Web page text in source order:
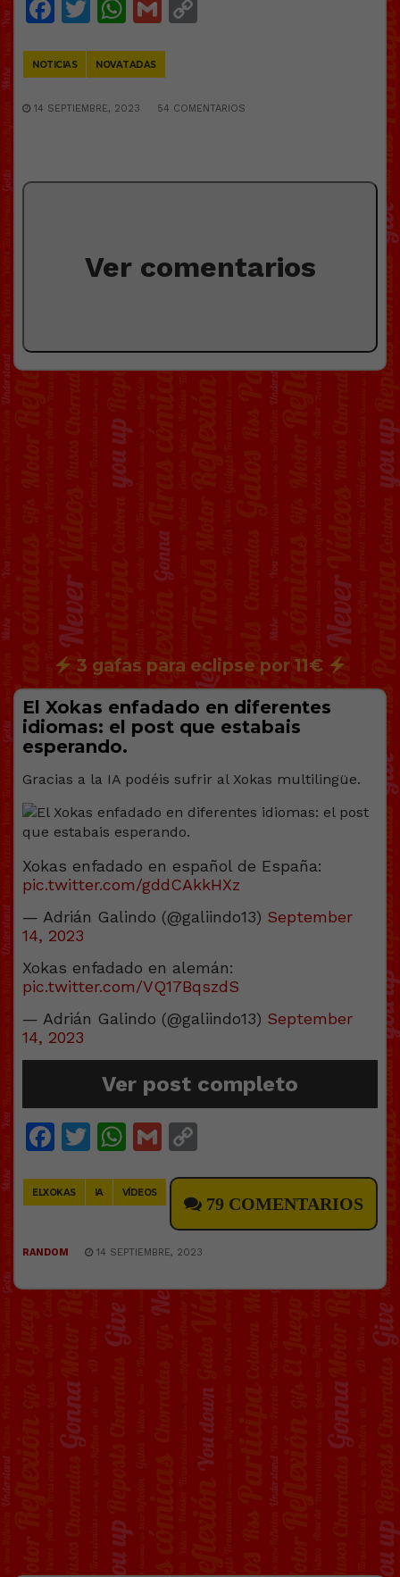
Facebook
Twitter
WhatsApp
Gmail
NOTICIAS NOVATADAS
14 SEPTIEMBRE, 2023 54 COMENTARIOS
Ver comentarios
3 gafas para eclipse por 11€
El Xokas enfadado en diferentes
idiomas: el post que estabais
esperando.
Gracias a la IA podéis sufrir al Xokas multilingüe.
Xokas enfadado en español de España:
pic.twitter.com/gddCAkkHXz
— Adrián Galindo (@galiindo13) September
14, 2023
Xokas enfadado en alemán:
pic.twitter.com/VQ17BqszdS
— Adrián Galindo (@galiindo13) September
14, 2023
Ver post completo
Facebook
Twitter
WhatsApp
Gmail
ELXOKAS IA VÍDEOS
79 COMENTARIOS
RANDOM 14 SEPTIEMBRE, 2023